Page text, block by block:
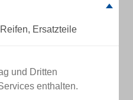
Ersatzteile
und Dritten
enthalten.